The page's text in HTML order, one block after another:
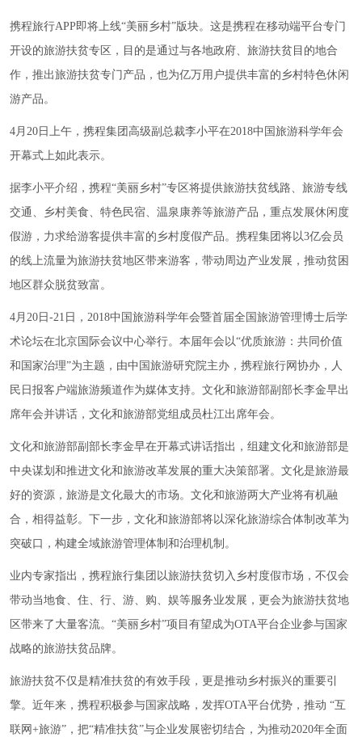
携程旅行APP即将上线“美丽乡村”版块。这是携程在移动端平台专门
开设的旅游扶贫专区，目的是通过与各地政府、旅游扶贫目的地合
作，推出旅游扶贫专门产品，也为亿万用户提供丰富的乡村特色休闲
游产品。
4月20日上午，携程集团高级副总裁李小平在2018中国旅游科学年会
开幕式上如此表示。
据李小平介绍，携程“美丽乡村”专区将提供旅游扶贫线路、旅游专线
交通、乡村美食、特色民宿、温泉康养等旅游产品，重点发展休闲度
假游，力求给游客提供丰富的乡村度假产品。携程集团将以3亿会员
的线上流量为旅游扶贫地区带来游客，带动周边产业发展，推动贫困
地区群众脱贫致富。
4月20日-21日，2018中国旅游科学年会暨首届全国旅游管理博士后学
术论坛在北京国际会议中心举行。本届年会以“优质旅游：共同价值
和国家治理”为主题，由中国旅游研究院主办，携程旅行网协办，人
民日报客户端旅游频道作为媒体支持。文化和旅游部副部长李金早出
席年会并讲话，文化和旅游部党组成员杜江出席年会。
文化和旅游部副部长李金早在开幕式讲话指出，组建文化和旅游部是
中央谋划和推进文化和旅游改革发展的重大决策部署。文化是旅游最
好的资源，旅游是文化最大的市场。文化和旅游两大产业将有机融
合，相得益彰。下一步，文化和旅游部将以深化旅游综合体制改革为
突破口，构建全域旅游管理体制和治理机制。
业内专家指出，携程旅行集团以旅游扶贫切入乡村度假市场，不仅会
带动当地食、住、行、游、购、娱等服务业发展，更会为旅游扶贫地
区带来了大量客流。“美丽乡村”项目有望成为OTA平台企业参与国家
战略的旅游扶贫品牌。
旅游扶贫不仅是精准扶贫的有效手段，更是推动乡村振兴的重要引
擎。近年来，携程积极参与国家战略，发挥OTA平台优势，推动 “互
联网+旅游”，把“精准扶贫”与企业发展密切结合，为推动2020年全面